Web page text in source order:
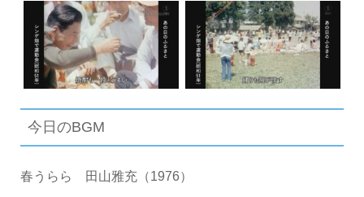
今日のBGM
春うらら 田山雅充（1976）